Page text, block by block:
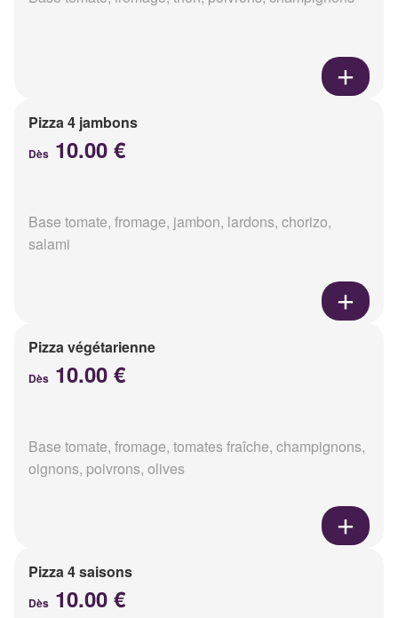
Pizza 4 jambons
Dès 10.00 €
Base tomate, fromage, jambon, lardons, chorizo,
salami
Pizza végétarienne
Dès 10.00 €
Base tomate, fromage, tomates fraîche, champignons,
oignons, poivrons, olives
Pizza 4 saisons
Dès 10.00 €